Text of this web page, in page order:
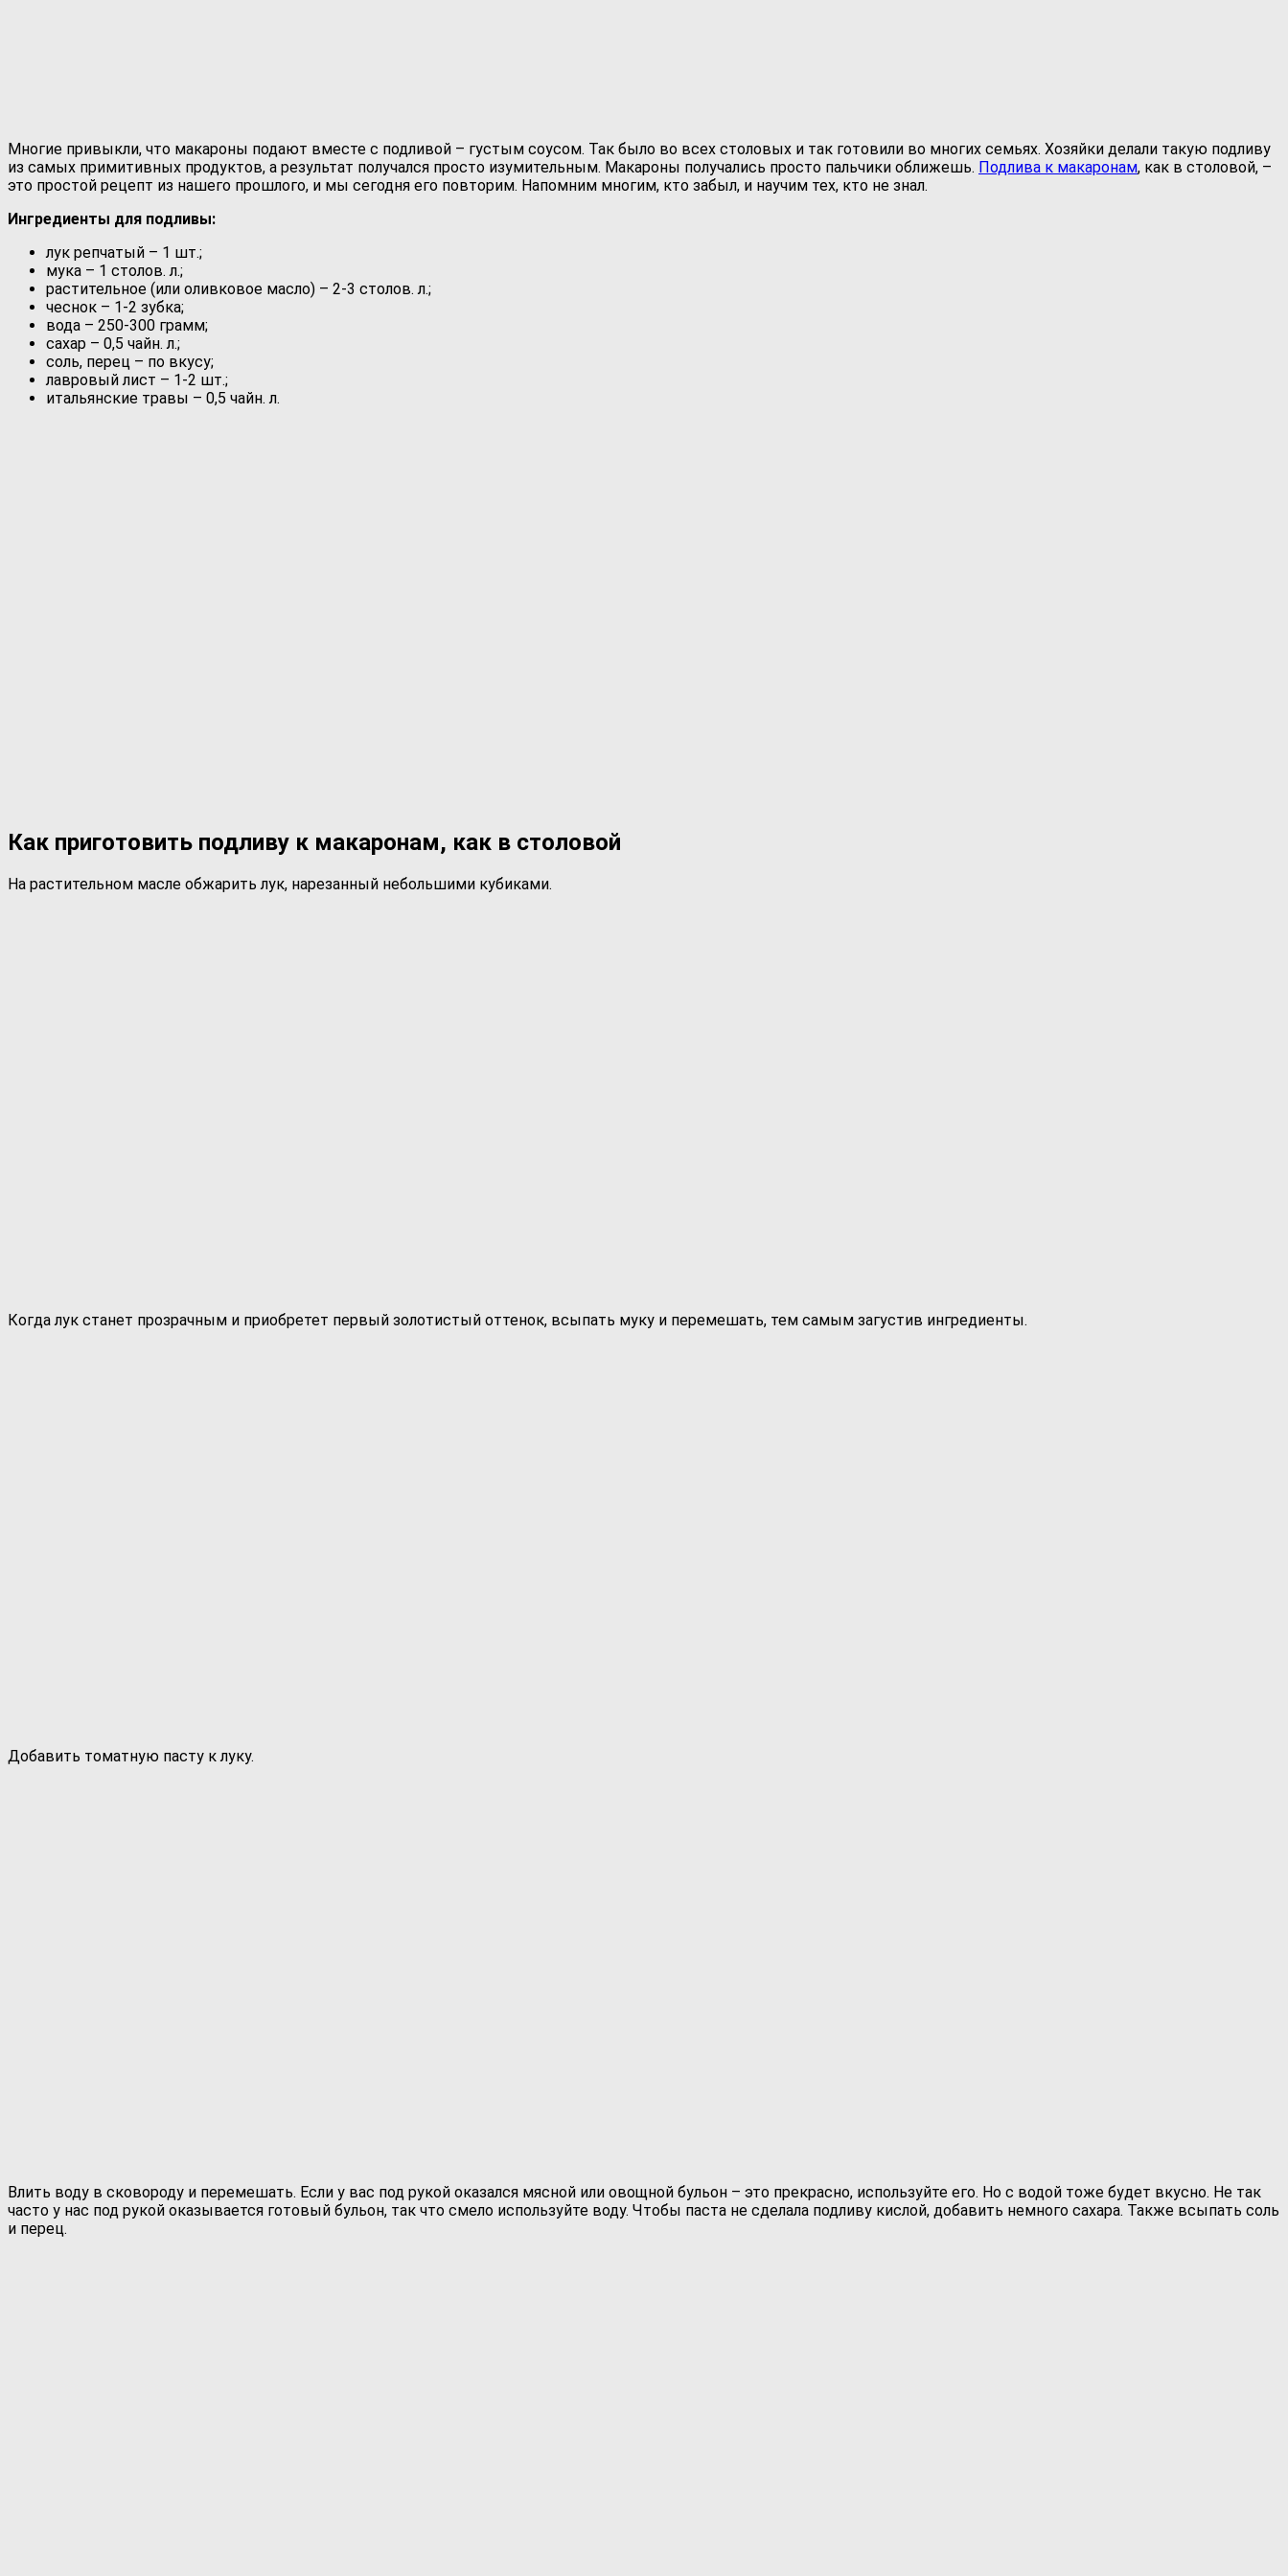
Многие привыкли, что макароны подают вместе с подливой – густым соусом. Так было во всех столовых и так готовили во многих семьях. Хозяйки делали такую подливу
из самых примитивных продуктов, а результат получался просто изумительным. Макароны получались просто пальчики оближешь. Подлива к макаронам, как в столовой, –
это простой рецепт из нашего прошлого, и мы сегодня его повторим. Напомним многим, кто забыл, и научим тех, кто не знал.
Ингредиенты для подливы:
лук репчатый – 1 шт.;
мука – 1 столов. л.;
растительное (или оливковое масло) – 2-3 столов. л.;
чеснок – 1-2 зубка;
вода – 250-300 грамм;
сахар – 0,5 чайн. л.;
соль, перец – по вкусу;
лавровый лист – 1-2 шт.;
итальянские травы – 0,5 чайн. л.
Как приготовить подливу к макаронам, как в столовой
На растительном масле обжарить лук, нарезанный небольшими кубиками.
Когда лук станет прозрачным и приобретет первый золотистый оттенок, всыпать муку и перемешать, тем самым загустив ингредиенты.
Добавить томатную пасту к луку.
Влить воду в сковороду и перемешать. Если у вас под рукой оказался мясной или овощной бульон – это прекрасно, используйте его. Но с водой тоже будет вкусно. Не так
часто у нас под рукой оказывается готовый бульон, так что смело используйте воду. Чтобы паста не сделала подливу кислой, добавить немного сахара. Также всыпать соль
и перец.